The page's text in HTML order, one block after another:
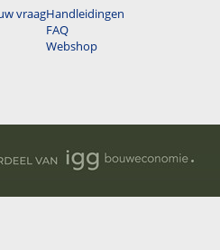
vraagHandleidingen
FAQ
Webshop